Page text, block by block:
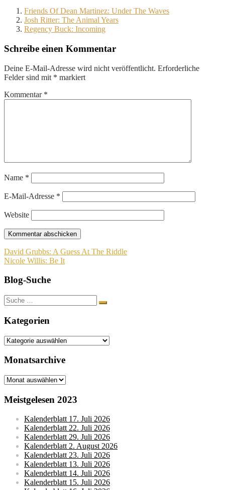
Friends Of Dean Martinez: Under The Waves
Josh Ritter: The Animal Years
Regency Buck: Incoming
Schreibe einen Kommentar
Deine E-Mail-Adresse wird nicht veröffentlicht. Erforderliche
Felder sind mit * markiert
Kommentar *
Name *
E-Mail-Adresse *
Website
Beitragsnavigation
David Grubbs: A Guess At The Riddle
Nicole Willis: Be It
Blog-Suche
Suche
nach:
Kategorien
Kategorien
Monatsarchive
Monatsarchive
Meistgelesen 2023
Kalenderblatt 17. Juli 2026
Kalenderblatt 22. Juli 2026
Kalenderblatt 29. Juli 2026
Kalenderblatt 2. August 2026
Kalenderblatt 23. Juli 2026
Kalenderblatt 13. Juli 2026
Kalenderblatt 14. Juli 2026
Kalenderblatt 15. Juli 2026